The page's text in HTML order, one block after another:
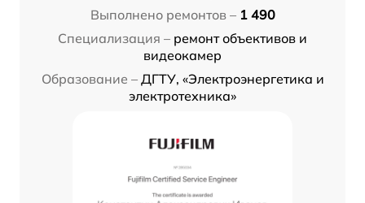
Выполнено ремонтов – 1 490
Специализация – ремонт объективов и
видеокамер
Образование – ДГТУ, «Электроэнергетика и
электротехника»